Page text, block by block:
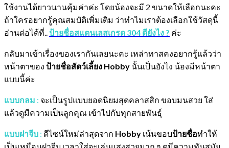
ใช้งานได้ยาวนานคุ้มค่าค่ะ โดยน้องจะมี 2 ขนาดให้เลือกนะคะ
ถ้าใครอยากรู้คุณสมบัติเพิ่มเติม ว่าทำไมเราต้องเลือกใช้วัสดุนี้
อ่านต่อได้ที่.. ป้ายชื่อสแตนเลสเกรด 304 ดียังไง ? ค่ะ
กลับมาเข้าเรื่องของเรากันเลยนะคะ เหล่าทาสคงอยากรู้แล้วว่า
หน้าตาของ ป้ายชื่อสัตว์เลี้ยง Hobby นั้นเป็นยังไง น้องมีหน้าตา
แบบนี้ค่ะ
แบบกลม : จะเป็นรูปแบบยอดนิยมสุดคลาสสิก ขอบมนสวย ใส่
แล้วดูมีความเป็นลูกคุณ เข้าไปกับทุกสายพันธุ์
แบบฝาจีบ : ดีไซน์ใหม่ล่าสุดจาก Hobby เน้นขอบป้ายชื่อทำให้